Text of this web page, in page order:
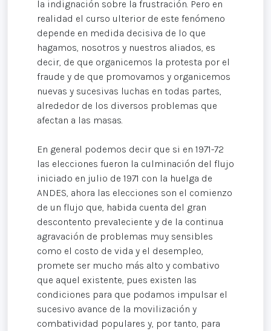
la indignación sobre la frustración. Pero en
realidad el curso ulterior de este fenómeno
depende en medida decisiva de lo que
hagamos, nosotros y nuestros aliados, es
decir, de que organicemos la protesta por el
fraude y de que promovamos y organicemos
nuevas y sucesivas luchas en todas partes,
alrededor de los diversos problemas que
afectan a las masas.
En general podemos decir que si en 1971-72
las elecciones fueron la culminación del flujo
iniciado en julio de 1971 con la huelga de
ANDES, ahora las elecciones son el comienzo
de un flujo que, habida cuenta del gran
descontento preva1eciente y de la continua
agravación de problemas muy sensibles
como el costo de vida y el desempleo,
promete ser mucho más alto y combativo
que aquel existente, pues existen las
condiciones para que podamos impulsar el
sucesivo avance de la movilización y
combatividad populares y, por tanto, para